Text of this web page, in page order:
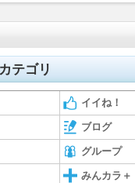
テゴリ
イイね！
ブログ
グループ
みんカラ＋